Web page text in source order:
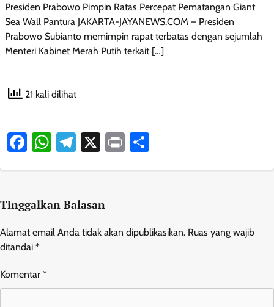
Presiden Prabowo Pimpin Ratas Percepat Pematangan Giant
Sea Wall Pantura JAKARTA-JAYANEWS.COM – Presiden
Prabowo Subianto memimpin rapat terbatas dengan sejumlah
Menteri Kabinet Merah Putih terkait […]
21 kali dilihat
Facebook
WhatsApp
Telegram
X Print
Tinggalkan Balasan
Alamat email Anda tidak akan dipublikasikan. Ruas yang wajib
ditandai *
Komentar *